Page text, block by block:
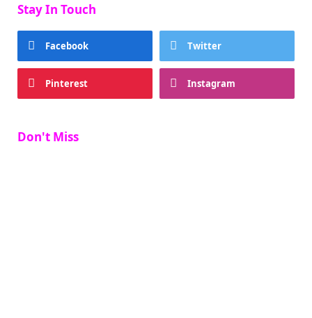
Stay In Touch
Facebook Twitter
Pinterest Instagram
Don't Miss